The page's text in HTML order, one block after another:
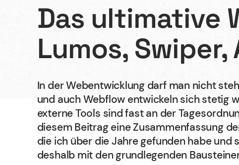
Agentur
Referenzen
Kontakt
Blog
Das ultimative
Lumos,
In der Webentwicklung darf man nicht
und auch Webflow entwickeln sich stetig
externe Tools sind fast an der
diesem Beitrag eine Zusammenfassung
die ich über die Jahre gefunden habe und
deshalb mit den grundlegenden